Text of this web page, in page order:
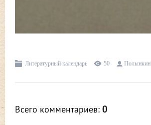
Литературный календарь 50 Полынкин
Всего комментариев: 0